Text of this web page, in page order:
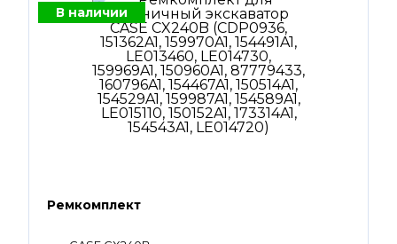
В наличии
Ремкомплект